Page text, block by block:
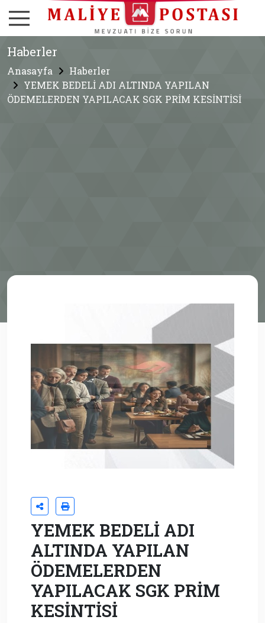
Haberler
Anasayfa
Haberler
YEMEK BEDELİ ADI ALTINDA YAPILAN
ÖDEMELERDEN YAPILACAK SGK PRİM KESİNTİSİ
YEMEK BEDELİ ADI
ALTINDA YAPILAN
ÖDEMELERDEN
YAPILACAK SGK PRİM
KESİNTİSİ